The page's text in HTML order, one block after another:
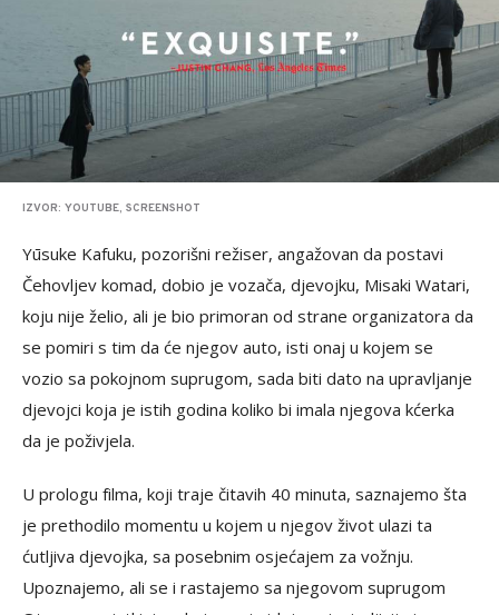
IZVOR: YOUTUBE, SCREENSHOT
Yūsuke Kafuku, pozorišni režiser, angažovan da postavi
Čehovljev komad, dobio je vozača, djevojku, Misaki Watari,
koju nije želio, ali je bio primoran od strane organizatora da
se pomiri s tim da će njegov auto, isti onaj u kojem se
vozio sa pokojnom suprugom, sada biti dato na upravljanje
djevojci koja je istih godina koliko bi imala njegova kćerka
da je poživjela.
U prologu filma, koji traje čitavih 40 minuta, saznajemo šta
je prethodilo momentu u kojem u njegov život ulazi ta
ćutljiva djevojka, sa posebnim osjećajem za vožnju.
Upoznajemo, ali se i rastajemo sa njegovom suprugom